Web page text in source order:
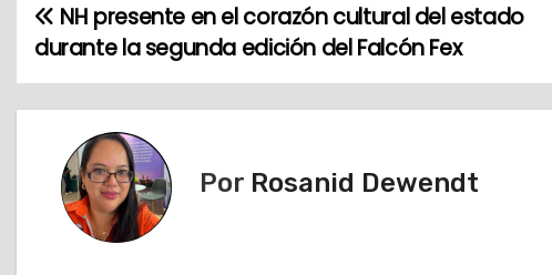
N
a
v
NH presente en el corazón cultural del estado
durante la segunda edición del Falcón Fex
Por Rosanid Dewendt